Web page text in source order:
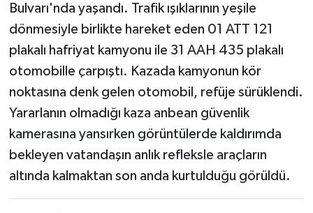
Bulvarı'nda yaşandı. Trafik ışıklarının yeşile
dönmesiyle birlikte hareket eden 01 ATT 121
plakalı hafriyat kamyonu ile 31 AAH 435 plakalı
otomobille çarpıştı. Kazada kamyonun kör
noktasına denk gelen otomobil, refüje sürüklendi.
Yararlanın olmadığı kaza anbean güvenlik
kamerasına yansırken görüntülerde kaldırımda
bekleyen vatandaşın anlık refleksle araçların
altında kalmaktan son anda kurtulduğu görüldü.